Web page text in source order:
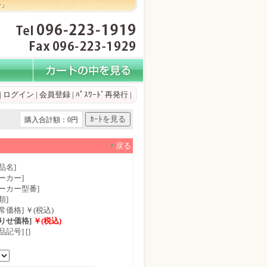
| ログイン | 会員登録 | ﾊﾟｽﾜｰﾄﾞ再発行 |
購入合計額：0円
戻る
名]
カー]
カー型番]
]
価格] ￥(税込)
せ価格] ￥(税込)
記号] []